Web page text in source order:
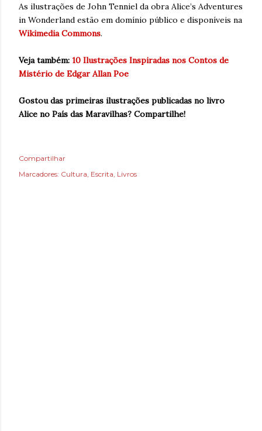
As ilustrações de John Tenniel da obra Alice’s Adventures
in Wonderland estão em domínio público e disponíveis na
Wikimedia Commons.
Veja também: 10 Ilustrações Inspiradas nos Contos de
Mistério de Edgar Allan Poe
Gostou das primeiras ilustrações publicadas no livro
Alice no País das Maravilhas? Compartilhe!
Compartilhar
Marcadores: Cultura Escrita Livros